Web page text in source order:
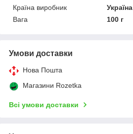
Країна виробник
Україна
Вага
100 г
Умови доставки
Нова Пошта
Магазини Rozetka
Всі умови доставки